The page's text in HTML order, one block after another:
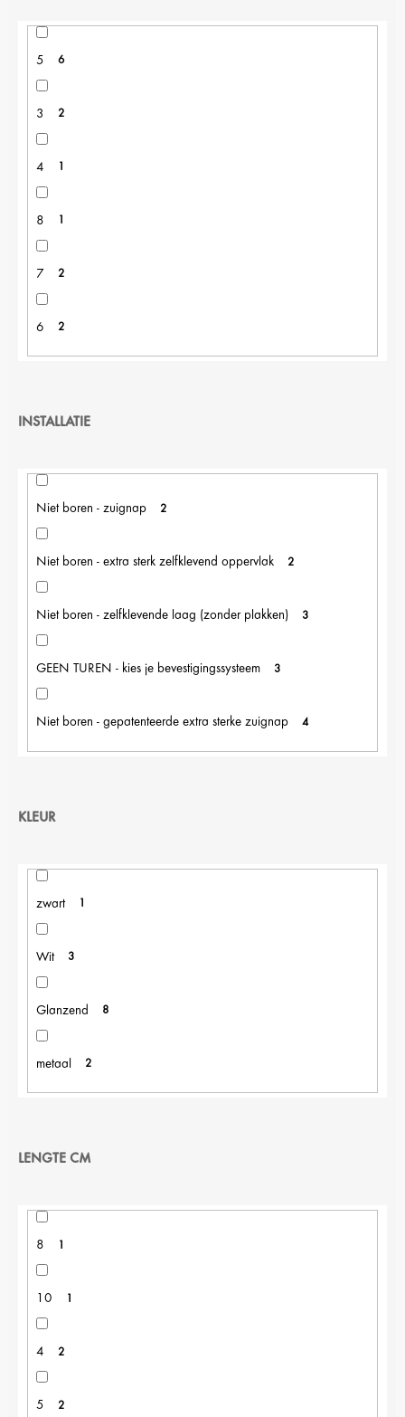
5 6
3 2
4 1
8 1
7 2
6 2
INSTALLATIE
Niet boren - zuignap 2
Niet boren - extra sterk zelfklevend oppervlak 2
Niet boren - zelfklevende laag (zonder plakken) 3
GEEN TUREN - kies je bevestigingssysteem 3
Niet boren - gepatenteerde extra sterke zuignap 4
KLEUR
zwart 1
Wit 3
Glanzend 8
metaal 2
LENGTE CM
8
10
4 2
5 2